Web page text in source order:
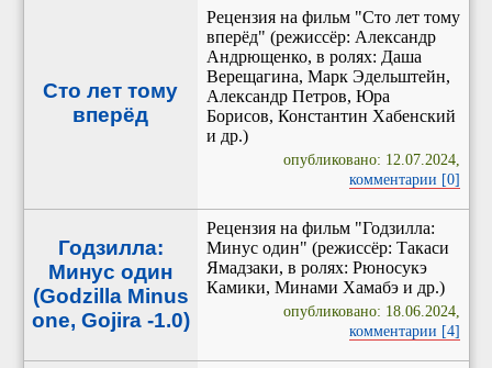
Сто лет тому
вперёд
Рецензия на фильм "Сто лет тому
вперёд" (режиссёр: Александр
Андрющенко, в ролях: Даша
Верещагина, Марк Эдельштейн,
Александр Петров, Юра
Борисов, Константин Хабенский
и др.)
опубликовано: 12.07.2024,
комментарии [0]
Годзилла:
Минус один
(Godzilla Minus
one, Gojira -1.0)
Рецензия на фильм "Годзилла:
Минус один" (режиссёр: Такаси
Ямадзаки, в ролях: Рюносукэ
Камики, Минами Хамабэ и др.)
опубликовано: 18.06.2024,
комментарии [4]